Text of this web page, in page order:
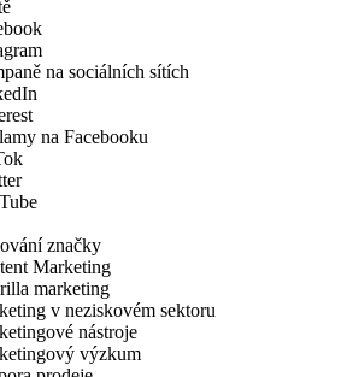
na sociálních sítích
na Facebooku
značky
Marketing
marketing
v neziskovém sektoru
nástroje
výzkum